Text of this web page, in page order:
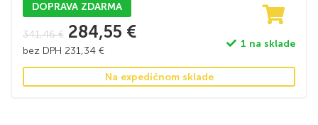
DOPRAVA ZDARMA
341,46€ 284,55 €
bez DPH 231,34 €
1 na sklade
Na expedičnom sklade